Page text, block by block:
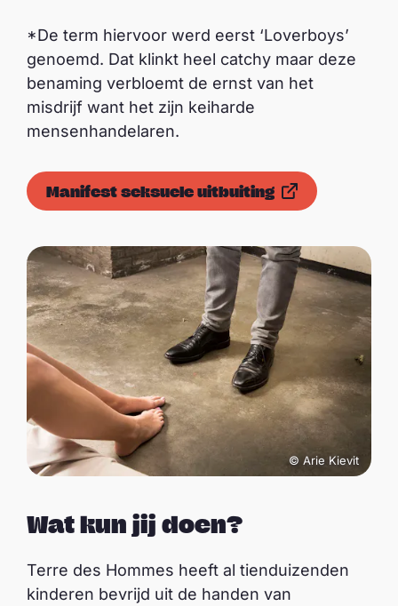
*De term hiervoor werd eerst ‘Loverboys’
genoemd. Dat klinkt heel catchy maar deze
benaming verbloemt de ernst van het
misdrijf want het zijn keiharde
mensenhandelaren.
Manifest seksuele uitbuiting
© Arie Kievit
Wat kun jij doen?
Terre des Hommes heeft al tienduizenden
kinderen bevrijd uit de handen van